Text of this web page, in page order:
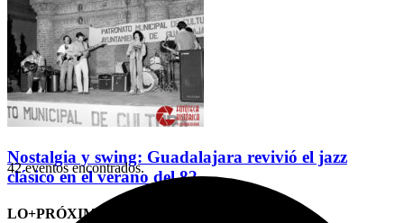
Nostalgia y swing: Guadalajara revivió el jazz
clásico en el verano del 82
LO+PRÓXIMO (CITAS)
42 eventos encontrados.